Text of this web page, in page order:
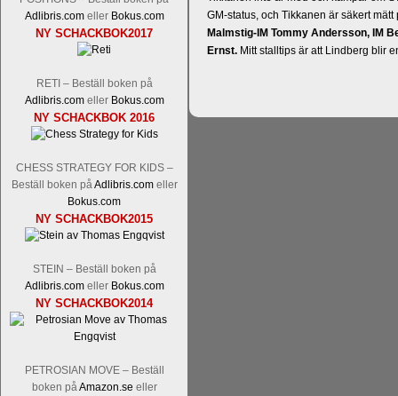
Adlibris.comeller Bokus.com
NY SCHACKBOK2017
RETI – Beställ boken på
Adlibris.comeller Bokus.com
NY SCHACKBOK 2016
CHESS STRATEGY FOR KIDS –
Beställ boken påAdlibris.comeller
Bokus.com
NY SCHACKBOK2015
STEIN – Beställ boken på
Adlibris.comeller Bokus.com
NY SCHACKBOK2014
PETROSIAN MOVE – Beställ
boken påAmazon.se eller
GM-status, och Tikkanen är säkert
Malmstig-IM Tommy Andersson, IM
Ernst. Mitt stalltips är att Lindberg blir